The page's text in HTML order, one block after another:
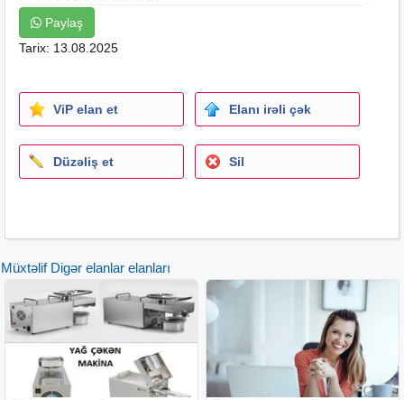
• Əlaqə qurma və təqdimat bacarıqları yüksək olan.
• Aktiv, məsuliyyətli və nəticə yönümlü.
• Təcrübə tələb olunmur, lazımi təlimlər təmin ediləcək.
Sizə Nə Təklif Edirik ?
• Yüksək qazanc potensialı (bonuslar və komissiyalar).
• Təlimlər və şəxsi inkişaf proqramları.
• Sərbəst iş qrafiki.
Müraciət etmək üçün: qeyd olunan nömrə ilə əlaqə
saxlaya bilərsiniz. Whatsapp aktivdir.
Paylaş
Tarix: 13.08.2025
ViP elan et Elanı irəli çək
Düzəliş et Sil
Müxtəlif Digər elanlar elanları